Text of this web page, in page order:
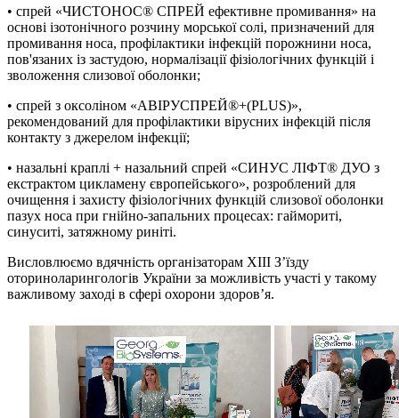
• спрей «ЧИСТОНОС® СПРЕЙ ефективне промивання» на
основі ізотонічного розчину морської солі, призначений для
промивання носа, профілактики інфекцій порожнини носа,
пов'язаних із застудою, нормалізації фізіологічних функцій і
зволоження слизової оболонки;
• спрей з оксоліном «АВІРУСПРЕЙ®+(PLUS)»,
рекомендований для профілактики вірусних інфекцій після
контакту з джерелом інфекції;
• назальні краплі + назальний спрей «СИНУС ЛІФТ® ДУО з
екстрактом цикламену європейського», розроблений для
очищення і захисту фізіологічних функцій слизової оболонки
пазух носа при гнійно-запальних процесах: гаймориті,
синуситі, затяжному риніті.
Висловлюємо вдячність організаторам ХІІІ З’їзду
оториноларингологів України за можливість участі у такому
важливому заході в сфері охорони здоров’я.